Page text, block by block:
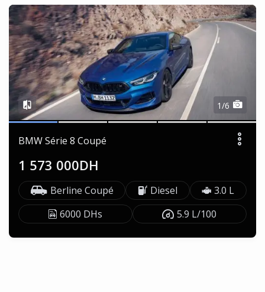
1/6
BMW Série 8 Coupé
1 573 000DH
Berline Coupé Diesel
3.0 L
6000 DHs
5.9 L/100